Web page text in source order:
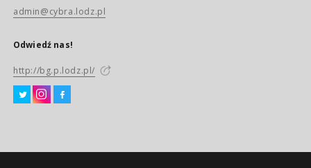
admin@cybra.lodz.pl
Odwiedź nas!
http://bg.p.lodz.pl/